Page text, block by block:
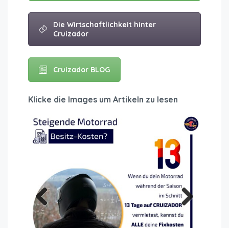
Die Wirtschaftlichkeit hinter
Cruizador
Cruizador BLOG
Klicke die Images um Artikeln zu lesen
Previous Next